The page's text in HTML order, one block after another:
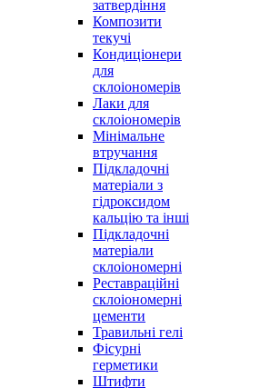
затвердіння
Композити
текучі
Кондиціонери
для
склоіономерів
Лаки для
склоіономерів
Мінімальне
втручання
Підкладочні
матеріали з
гідроксидом
кальцію та інші
Підкладочні
матеріали
склоіономерні
Реставраційні
склоіономерні
цементи
Травильні гелі
Фісурні
герметики
Штифти